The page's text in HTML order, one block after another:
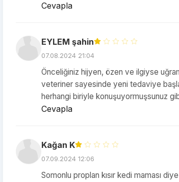
Cevapla
EYLEM şahin
07.08.2024 21:04
Önceliğiniz hijyen, özen ve ilgiyse
veteriner sayesinde yeni tedaviye
herhangi biriyle konuşuyormuşsunuz
Cevapla
Kağan K
07.09.2024 12:06
Somonlu proplan kısır kedi maması